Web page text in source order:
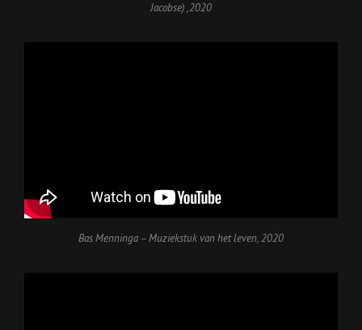
Jacobse),2020
Bas Menninga – Muziekstuk van het leven,2020